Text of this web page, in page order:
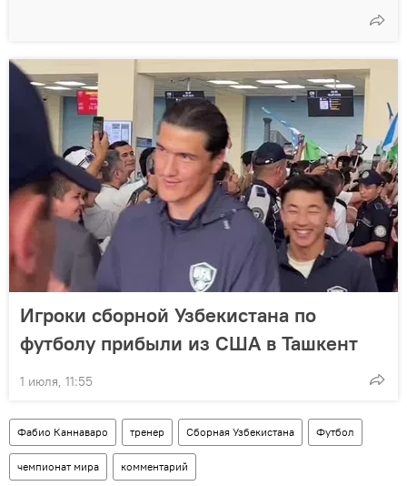
Игроки сборной Узбекистана по
футболу прибыли из США в Ташкент
1 июля, 11:55
Фабио Каннаваро тренер Сборная Узбекистана Футбол
чемпионат мира комментарий